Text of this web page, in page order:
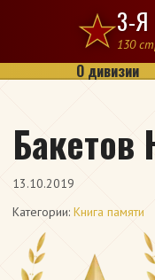
Перейти к содержимому
3-
130
О дивизии
Бакетов
13.10.2019
Категории: Книга памяти